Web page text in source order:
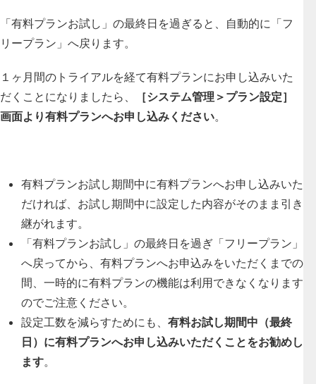
「有料プランお試し」の最終日を過ぎると、自動的に「フ
リープラン」へ戻ります。
１ヶ月間のトライアルを経て有料プランにお申し込みいた
だくことになりましたら、
［システム管理＞プラン設定］
画面より有料プランへお申し込みください。
有料プランお試し期間中に有料プランへお申し込みいた
だければ、お試し期間中に設定した内容がそのまま引き
継がれます。
「有料プランお試し」の最終日を過ぎ「フリープラン」
へ戻ってから、有料プランへお申込みをいただくまでの
間、一時的に有料プランの機能は利用できなくなります
のでご注意ください。
設定工数を減らすためにも、 有料お試し期間中（最終
日）に有料プランへお申し込みいただくことをお勧めし
ます。